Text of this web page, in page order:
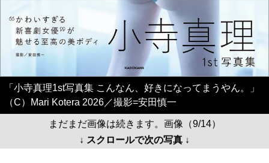
「小寺真理1st写真集 こんなん、好きになってまうやん。」
（C）Mari Kotera 2026／撮影=安田慎一
まだまだ画像は続きます。画像（9/14）
↓ スクロールで次の写真 ↓